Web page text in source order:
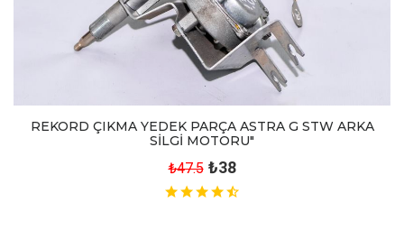
REKORD ÇIKMA YEDEK PARÇA ASTRA G STW ARKA
SİLGİ MOTORU"
₺47.5 ₺38